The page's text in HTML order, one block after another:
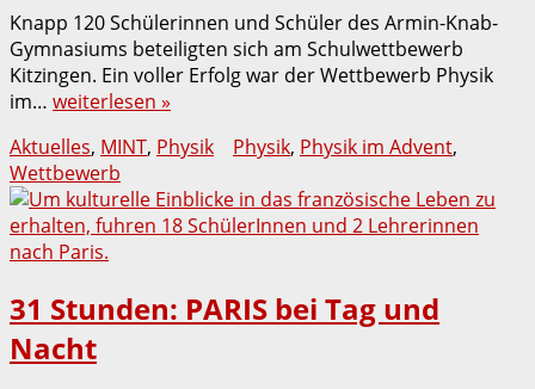
Knapp 120 Schülerinnen und Schüler des Armin-Knab-
Gymnasiums beteiligten sich am Schulwettbewerb
Kitzingen. Ein voller Erfolg war der Wettbewerb Physik
im… weiterlesen »
Aktuelles, MINT, Physik Physik, Physik im Advent,
Wettbewerb
31 Stunden: PARIS bei Tag und
Nacht